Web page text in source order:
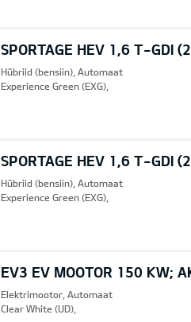
SPORTAGE HEV 1,6 T-GDI
Hübriid (bensiin), Automaat
Experience Green (EXG),
SPORTAGE HEV 1,6 T-GDI
Hübriid (bensiin), Automaat
Experience Green (EXG),
EV3 EV MOOTOR 150 KW;
Elektrimootor, Automaat
Clear White (UD),